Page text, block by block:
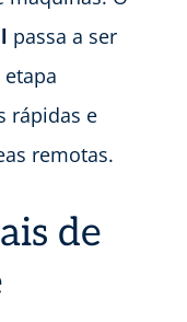
passa a ser
rápidas e
remotas.
de